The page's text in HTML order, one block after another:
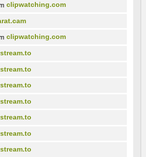
clipwatching.com
clipwatching.com